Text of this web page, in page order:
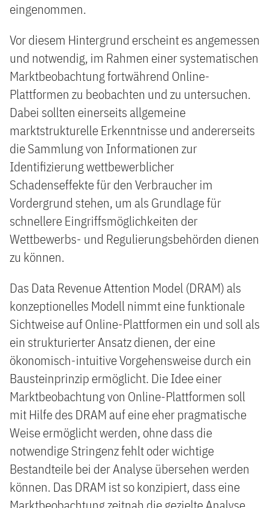
eingenommen.
Vor diesem Hintergrund erscheint es angemessen
und notwendig, im Rahmen einer systematischen
Marktbeobachtung fortwährend Online-
Plattformen zu beobachten und zu untersuchen.
Dabei sollten einerseits allgemeine
marktstrukturelle Erkenntnisse und andererseits
die Sammlung von Informationen zur
Identifizierung wettbewerblicher
Schadenseffekte für den Verbraucher im
Vordergrund stehen, um als Grundlage für
schnellere Eingriffsmöglichkeiten der
Wettbewerbs- und Regulierungsbehörden dienen
zu können.
Das Data Revenue Attention Model (DRAM) als
konzeptionelles Modell nimmt eine funktionale
Sichtweise auf Online-Plattformen ein und soll als
ein strukturierter Ansatz dienen, der eine
ökonomisch-intuitive Vorgehensweise durch ein
Bausteinprinzip ermöglicht. Die Idee einer
Marktbeobachtung von Online-Plattformen soll
mit Hilfe des DRAM auf eine eher pragmatische
Weise ermöglicht werden, ohne dass die
notwendige Stringenz fehlt oder wichtige
Bestandteile bei der Analyse übersehen werden
können. Das DRAM ist so konzipiert, dass eine